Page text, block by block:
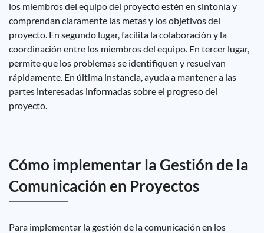
los miembros del equipo del proyecto estén en sintonía y
comprendan claramente las metas y los objetivos del
proyecto. En segundo lugar, facilita la colaboración y la
coordinación entre los miembros del equipo. En tercer lugar,
permite que los problemas se identifiquen y resuelvan
rápidamente. En última instancia, ayuda a mantener a las
partes interesadas informadas sobre el progreso del
proyecto.
Cómo implementar la Gestión de la
Comunicación en Proyectos
Para implementar la gestión de la comunicación en los